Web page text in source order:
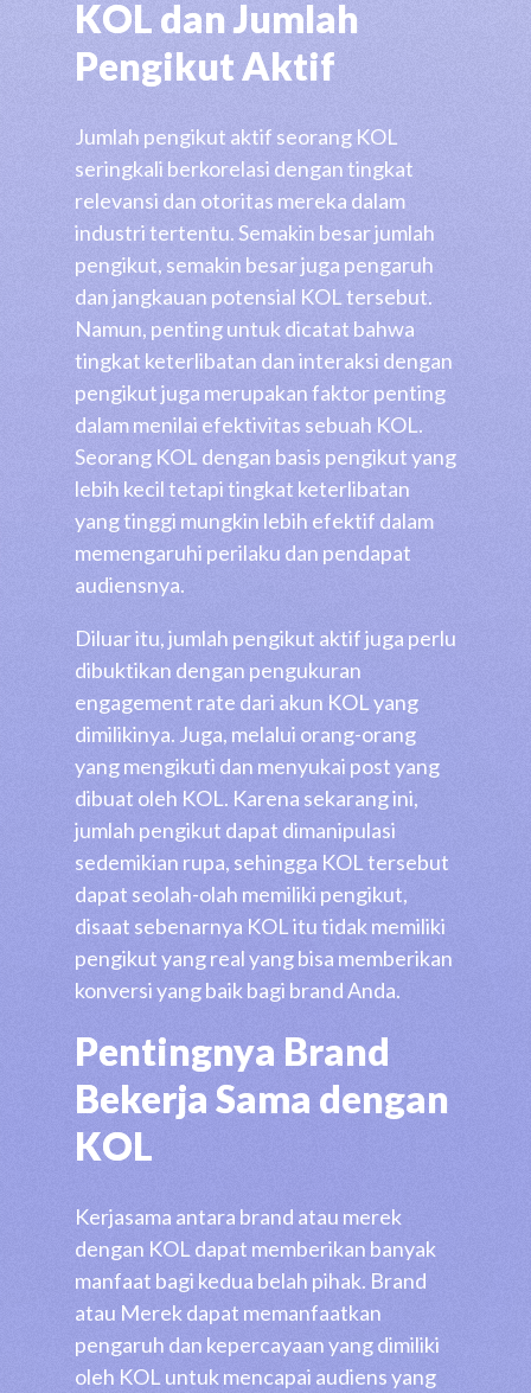
KOL dan Jumlah
Pengikut Aktif
Jumlah pengikut aktif seorang KOL
seringkali berkorelasi dengan tingkat
relevansi dan otoritas mereka dalam
industri tertentu. Semakin besar jumlah
pengikut, semakin besar juga pengaruh
dan jangkauan potensial KOL tersebut.
Namun, penting untuk dicatat bahwa
tingkat keterlibatan dan interaksi dengan
pengikut juga merupakan faktor penting
dalam menilai efektivitas sebuah KOL.
Seorang KOL dengan basis pengikut yang
lebih kecil tetapi tingkat keterlibatan
yang tinggi mungkin lebih efektif dalam
memengaruhi perilaku dan pendapat
audiensnya.
Diluar itu, jumlah pengikut aktif juga perlu
dibuktikan dengan pengukuran
engagement rate dari akun KOL yang
dimilikinya. Juga, melalui orang-orang
yang mengikuti dan menyukai post yang
dibuat oleh KOL. Karena sekarang ini,
jumlah pengikut dapat dimanipulasi
sedemikian rupa, sehingga KOL tersebut
dapat seolah-olah memiliki pengikut,
disaat sebenarnya KOL itu tidak memiliki
pengikut yang real yang bisa memberikan
konversi yang baik bagi brand Anda.
Pentingnya Brand
Bekerja Sama dengan
KOL
Kerjasama antara brand atau merek
dengan KOL dapat memberikan banyak
manfaat bagi kedua belah pihak. Brand
atau Merek dapat memanfaatkan
pengaruh dan kepercayaan yang dimiliki
oleh KOL untuk mencapai audiens yang